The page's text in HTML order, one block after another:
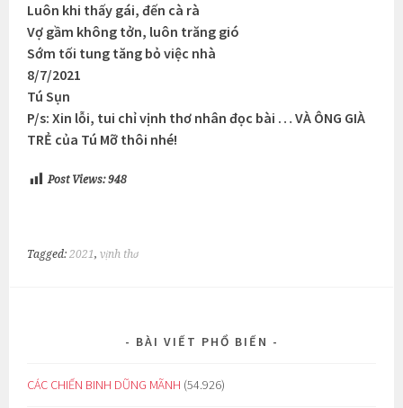
Luôn khi thấy gái, đến cà rà
Vợ gầm không tởn, luôn trăng gió
Sớm tối tung tăng bỏ việc nhà
8/7/2021
Tú Sụn
P/s: Xin lỗi, tui chỉ vịnh thơ nhân đọc bài … VÀ ÔNG GIÀ
TRẺ của Tú Mỡ thôi nhé!
Post Views: 948
Tagged:2021,vịnh thơ
BÀI VIẾT PHỔ BIẾN
CÁC CHIẾN BINH DŨNG MÃNH (54.926)